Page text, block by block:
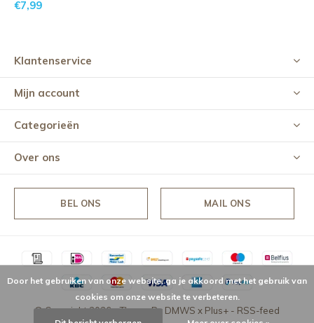
€7,99
Klantenservice
Mijn account
Categorieën
Over ons
BEL ONS MAIL ONS
© Copyright2026- Theme By DMWS x Plus+ - RSS-feed
Door het gebruiken van onze website, ga je akkoord met het gebruik van
cookies om onze website te verbeteren.